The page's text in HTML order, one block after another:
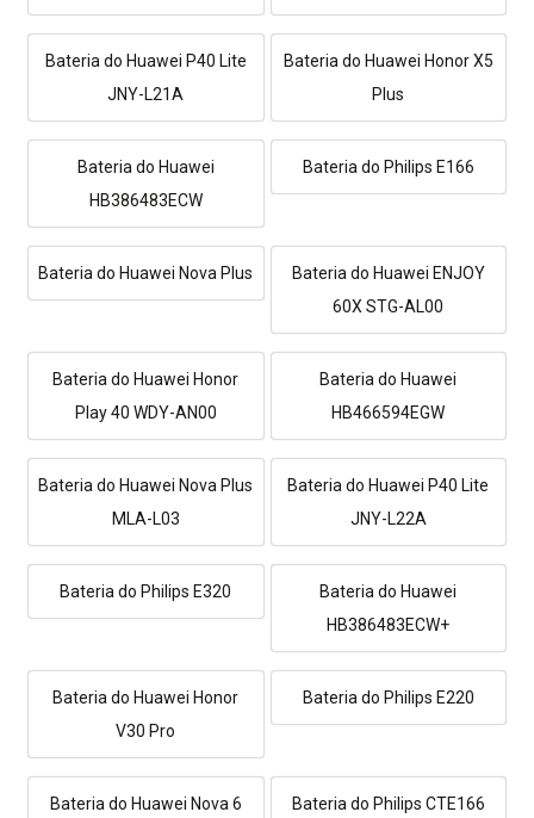
Bateria do Huawei P40 Lite
JNY-L21A
Bateria do Huawei Honor X5
Plus
Bateria do Huawei
HB386483ECW
Bateria do Philips E166
Bateria do Huawei Nova Plus
Bateria do Huawei ENJOY
60X STG-AL00
Bateria do Huawei Honor
Play 40 WDY-AN00
Bateria do Huawei
HB466594EGW
Bateria do Huawei Nova Plus
MLA-L03
Bateria do Huawei P40 Lite
JNY-L22A
Bateria do Philips E320
Bateria do Huawei
HB386483ECW+
Bateria do Huawei Honor
V30 Pro
Bateria do Philips E220
Bateria do Huawei Nova 6
Bateria do Philips CTE166